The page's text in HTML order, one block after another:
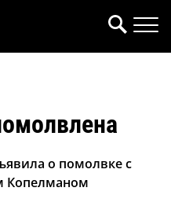
о помолвке с
Копелманом